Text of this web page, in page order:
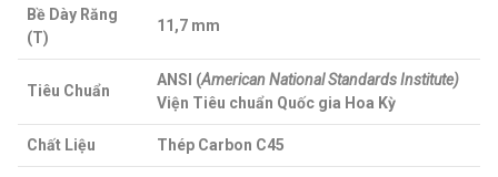
Bề Dày Răng
(T)
11,7 mm
Tiêu Chuẩn
ANSI (American National Standards Institute)
Viện Tiêu chuẩn Quốc gia Hoa Kỳ
Chất Liệu Thép Carbon C45